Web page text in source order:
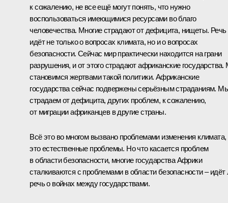
к сожалению, не все ещё могут понять, что нужно
воспользоваться имеющимися ресурсами во благо
человечества. Многие страдают от дефицита, нищеты. Речь
идёт не только о вопросах климата, но и о вопросах
безопасности. Сейчас мир практически находится на грани
разрушения, и от этого страдают африканские
становимся жертвами такой политики. Африканские
государства сейчас подвержены серьёзным страданиям.
страдаем от дефицита, других проблем, к сожалению,
от миграции африканцев в другие страны.
Всё это во многом вызвано проблемами изменения климата,
это естественные проблемы. Но что касается проблем
в области безопасности, многие государства Африки
сталкиваются с проблемами в области безопасности – идёт
речь о войнах между государствами.